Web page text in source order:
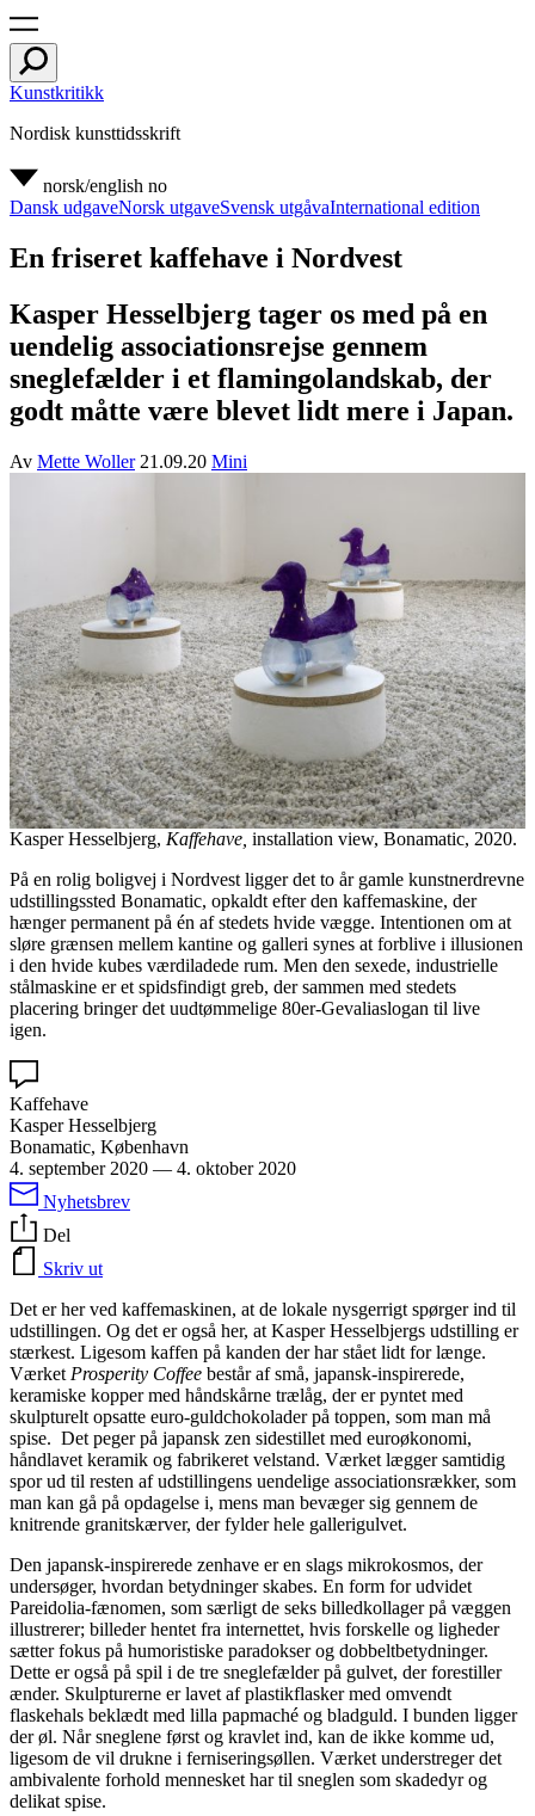
Kunstkritikk
Nordisk kunsttidsskrift
norsk/english no
Dansk udgaveNorsk utgaveSvensk utgåvaInternational edition
En friseret kaffehave i Nordvest
Kasper Hesselbjerg tager os med på en
uendelig associationsrejse gennem
sneglefælder i et flamingolandskab, der
godt måtte være blevet lidt mere i Japan.
Av Mette Woller 21.09.20 Mini
Kasper Hesselbjerg, Kaffehave, installation view, Bonamatic, 2020.
På en rolig boligvej i Nordvest ligger det to år gamle kunstnerdrevne
udstillingssted Bonamatic, opkaldt efter den kaffemaskine, der
hænger permanent på én af stedets hvide vægge. Intentionen om at
sløre grænsen mellem kantine og galleri synes at forblive i illusionen
i den hvide kubes værdiladede rum. Men den sexede, industrielle
stålmaskine er et spidsfindigt greb, der sammen med stedets
placering bringer det uudtømmelige 80er-Gevaliaslogan til live
igen.
Kaffehave
Kasper Hesselbjerg
Bonamatic, København
4. september 2020 — 4. oktober 2020
Nyhetsbrev
Del
Skriv ut
Det er her ved kaffemaskinen, at de lokale nysgerrigt spørger ind til
udstillingen. Og det er også her, at Kasper Hesselbjergs udstilling er
stærkest. Ligesom kaffen på kanden der har stået lidt for længe.
Værket Prosperity Coffee består af små, japansk-inspirerede,
keramiske kopper med håndskårne trælåg, der er pyntet med
skulpturelt opsatte euro-guldchokolader på toppen, som man må
spise. Det peger på japansk zen sidestillet med euroøkonomi,
håndlavet keramik og fabrikeret velstand. Værket lægger samtidig
spor ud til resten af udstillingens uendelige associationsrækker, som
man kan gå på opdagelse i, mens man bevæger sig gennem de
knitrende granitskærver, der fylder hele gallerigulvet.
Den japansk-inspirerede zenhave er en slags mikrokosmos, der
undersøger, hvordan betydninger skabes. En form for udvidet
Pareidolia-fænomen, som særligt de seks billedkollager på væggen
illustrerer; billeder hentet fra internettet, hvis forskelle og ligheder
sætter fokus på humoristiske paradokser og dobbeltbetydninger.
Dette er også på spil i de tre sneglefælder på gulvet, der forestiller
ænder. Skulpturerne er lavet af plastikflasker med omvendt
flaskehals beklædt med lilla papmaché og bladguld. I bunden ligger
der øl. Når sneglene først og kravlet ind, kan de ikke komme ud,
ligesom de vil drukne i ferniseringsøllen. Værket understreger det
ambivalente forhold mennesket har til sneglen som skadedyr og
delikat spise.